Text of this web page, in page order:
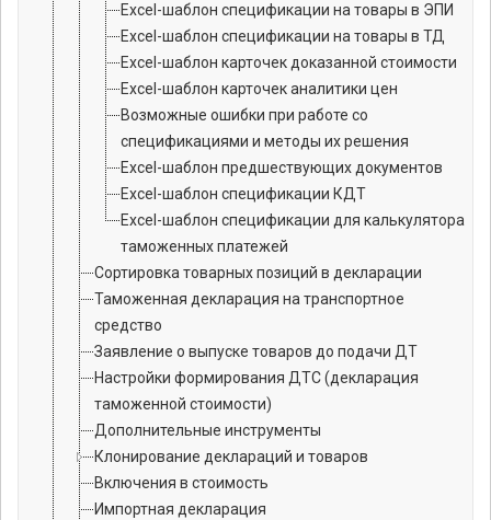
Excel-шаблон спецификации на товары в ЭПИ
Excel-шаблон спецификации на товары в ТД
Excel-шаблон карточек доказанной стоимости
Excel-шаблон карточек аналитики цен
Возможные ошибки при работе со
спецификациями и методы их решения
Excel-шаблон предшествующих документов
Excel-шаблон спецификации КДТ
Excel-шаблон спецификации для калькулятора
таможенных платежей
Сортировка товарных позиций в декларации
Таможенная декларация на транспортное
средство
Заявление о выпуске товаров до подачи ДТ
Настройки формирования ДТС (декларация
таможенной стоимости)
Дополнительные инструменты
Клонирование деклараций и товаров
Включения в стоимость
Импортная декларация